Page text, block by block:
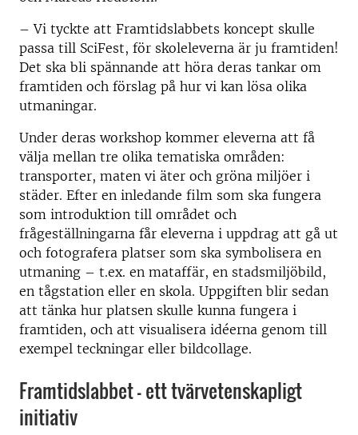
– Vi tyckte att Framtidslabbets koncept skulle
passa till SciFest, för skoleleverna är ju framtiden!
Det ska bli spännande att höra deras tankar om
framtiden och förslag på hur vi kan lösa olika
utmaningar.
Under deras workshop kommer eleverna att få
välja mellan tre olika tematiska områden:
transporter, maten vi äter och gröna miljöer i
städer. Efter en inledande film som ska fungera
som introduktion till området och
frågeställningarna får eleverna i uppdrag att gå ut
och fotografera platser som ska symbolisera en
utmaning – t.ex. en mataffär, en stadsmiljöbild,
en tågstation eller en skola. Uppgiften blir sedan
att tänka hur platsen skulle kunna fungera i
framtiden, och att visualisera idéerna genom till
exempel teckningar eller bildcollage.
Framtidslabbet – ett tvärvetenskapligt
initiativ